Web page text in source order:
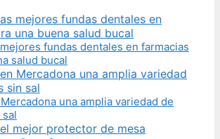
fundas dentales en farmacias
salud bucal
una amplia variedad de